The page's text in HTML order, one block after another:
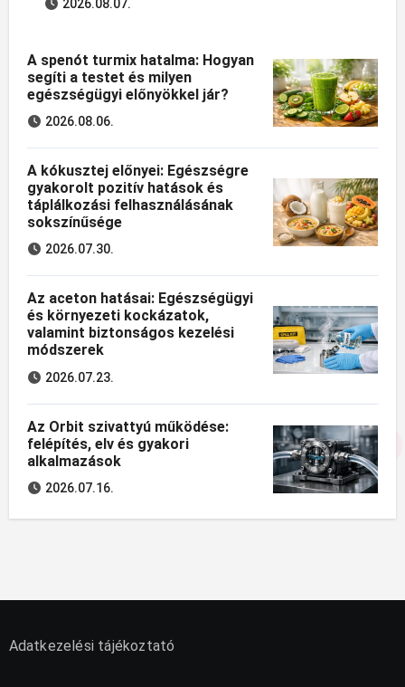
2026.08.07.
A spenót turmix hatalma: Hogyan
segíti a testet és milyen
egészségügyi előnyökkel jár?
2026.08.06.
A kókusztej előnyei: Egészségre
gyakorolt pozitív hatások és
táplálkozási felhasználásának
sokszínűsége
2026.07.30.
Az aceton hatásai: Egészségügyi
és környezeti kockázatok,
valamint biztonságos kezelési
módszerek
2026.07.23.
Az Orbit szivattyú működése:
felépítés, elv és gyakori
alkalmazások
2026.07.16.
Adatkezelési tájékoztató